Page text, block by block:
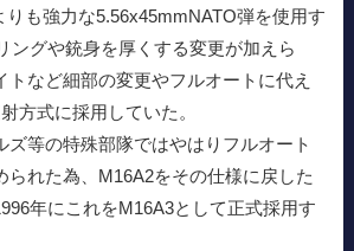
りも強力な5.56x45mmNATO弾を使用す
ングや銃身を厚くする変更が加えら
トなど細部の変更やフルオートに代え
方式に採用していた。
ズ等の特殊部隊ではやはりフルオート
られた為、M16A2をその仕様に戻した
年にこれをM16A3として正式採用す